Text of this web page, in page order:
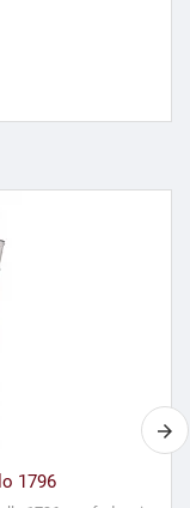
1796